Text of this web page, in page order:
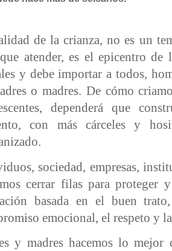
de la crianza, no es un
atender, es el epicentro de
y debe importar a todos,
o madres. De cómo
dependerá que
con más cárceles y
sociedad, empresas,
cerrar filas para proteger
basada en el buen
emocional, el respeto y
y madres hacemos lo